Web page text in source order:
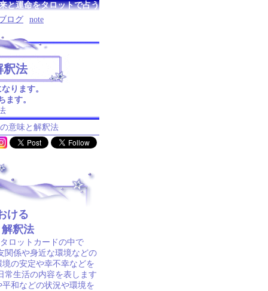
と運命をタロットで占う
ログ
note
釈法
ります。
ます。
意味と解釈法
ける
釈法
ロットカードの中で
関係や身近な環境などの
の安定や幸不幸などを
常生活の内容を表します
和などの状況や環境を